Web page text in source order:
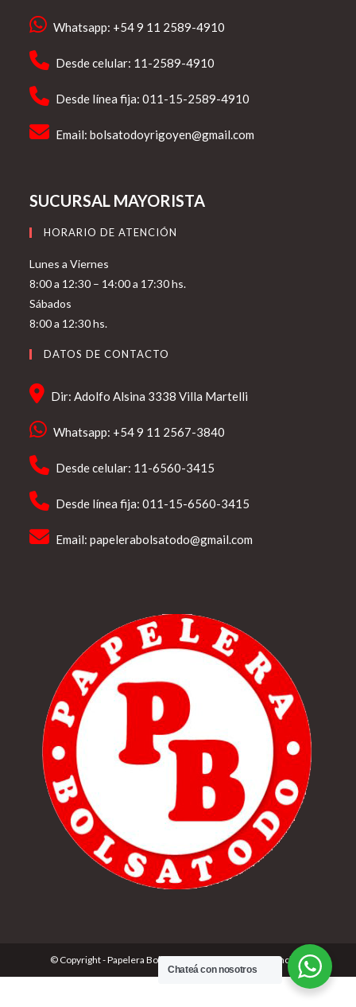
Whatsapp: +54 9 11 2589-4910
Desde celular: 11-2589-4910
Desde línea fija: 011-15-2589-4910
Email:bolsatodoyrigoyen@gmail.com
SUCURSAL MAYORISTA
HORARIO DE ATENCIÓN
Lunes a Viernes
8:00 a 12:30 – 14:00 a 17:30 hs.
Sábados
8:00 a 12:30 hs.
DATOS DE CONTACTO
Dir: Adolfo Alsina 3338 Villa Martelli
Whatsapp: +54 9 11 2567-3840
Desde celular: 11-6560-3415
Desde línea fija: 011-15-6560-3415
Email:papelerabolsatodo@gmail.com
© Copyright - Papelera Bolsatodo | Desarrolado porCónclave
Chateá con nosotros